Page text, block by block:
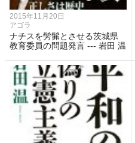
2015年11月20日
アゴラ
ナチスを髣髴とさせる茨城県
教育委員の問題発言 --- 岩田 温